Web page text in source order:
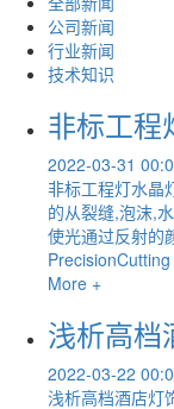
公司新闻
行业新闻
技术知识
非标工程
2022-03-31
非标工程灯水晶
的从裂缝,泡沫,
使光通过反射的
More +
浅析高档
2022-03-22
浅析高档酒店灯